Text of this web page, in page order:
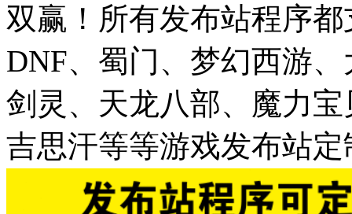
双赢！所有发布站程序
DNF、蜀门、梦幻西游
剑灵、天龙八部、魔力
吉思汗等等游戏发布站定